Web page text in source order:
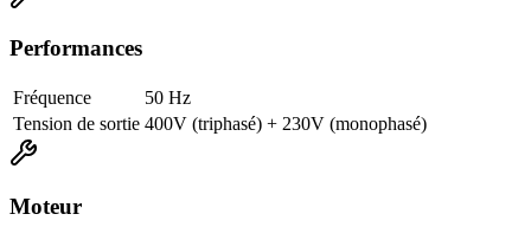
Performances
Fréquence
50 Hz
Tension de sortie 400V (triphasé) + 230V (monophasé)
Moteur